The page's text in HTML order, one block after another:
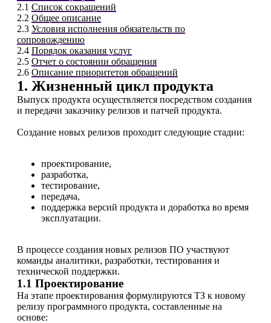
2.1 Список сокращений
2.2 Общее описание
2.3 Условия исполнения обязательств по
сопровождению
2.4 Порядок оказания услуг
2.5 Отчет о состоянии обращения
2.6 Описание приоритетов обращений
1. Жизненный цикл продукта
Выпуск продукта осуществляется посредством создания
и передачи заказчику релизов и патчей продукта.
Создание новых релизов проходит следующие стадии:
проектирование,
разработка,
тестирование,
передача,
поддержка версий продукта и доработка во время
эксплуатации.
В процессе создания новых релизов ПО участвуют
команды аналитики, разработки, тестирования и
технической поддержки.
1.1 Проектирование
На этапе проектирования формулируются ТЗ к новому
релизу программного продукта, составленные на
основе: